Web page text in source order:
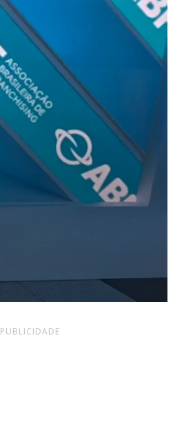
PUBLICIDADE